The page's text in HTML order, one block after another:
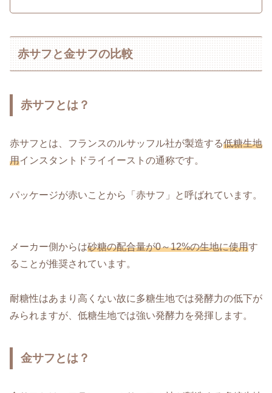
赤サフと金サフの比較
赤サフとは？
赤サフとは、フランスのルサッフル社が製造する低糖生地
用インスタントドライイーストの通称です。
パッケージが赤いことから「赤サフ」と呼ばれています。
メーカー側からは砂糖の配合量が0～12%の生地に使用す
ることが推奨されています。
耐糖性はあまり高くない故に多糖生地では発酵力の低下が
みられますが、低糖生地では強い発酵力を発揮します。
金サフとは？